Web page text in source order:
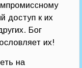
доступ к их
Бог
их!
на